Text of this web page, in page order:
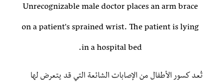
Unrecognizable male doctor places an arm brace
on a patient's sprained wrist. The patient is lying
in a hospital bed.
تُعد كسور الأطفال من الإصابات الشائعة التي قد يتعرض لها